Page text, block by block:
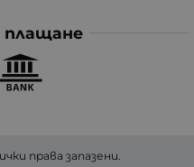
права запазени.